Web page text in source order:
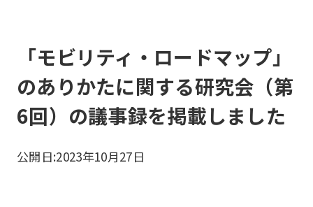
「モビリティ・ロードマップ」
のありかたに関する研究会（第
6回）の議事録を掲載しました
公開日:2023年10月27日